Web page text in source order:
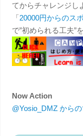
てからチャレンジし
「20000円からのス
で”初められる工夫”
Now Action
@Yosio_DMZ から